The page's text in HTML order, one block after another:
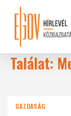
content
Találat:
GAZDASÁG